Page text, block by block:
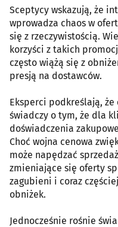
Sceptycy wskazują, że
wprowadza chaos w
się z rzeczywistością.
korzyści z takich
często wiążą się z
presją na dostawców.
Eksperci podkreślają,
świadczy o tym, że dla
doświadczenia
Choć wojna cenowa
może napędzać
zmieniające się oferty
zagubieni i coraz
obniżek.
Jednocześnie rośnie